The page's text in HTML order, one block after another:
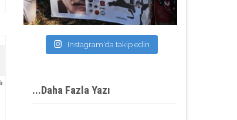
Instagram'da takip edin
...Daha Fazla Yazı